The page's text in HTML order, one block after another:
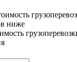
ниже